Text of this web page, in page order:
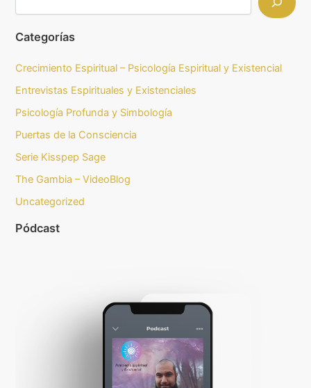
Categorías
Crecimiento Espiritual – Psicología Espiritual y Existencial
Entrevistas Espirituales y Existenciales
Psicología Profunda y Simbología
Puertas de la Consciencia
Serie Kisspep Sage
The Gambia – VideoBlog
Uncategorized
Pódcast